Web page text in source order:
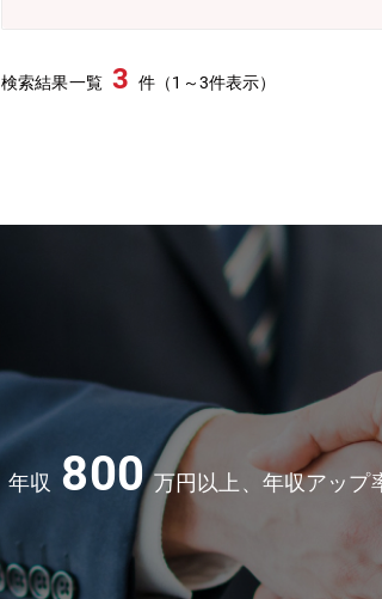
検索結果一覧 3 件（1～3件表示）
年収 800 万円以上、年収アップ